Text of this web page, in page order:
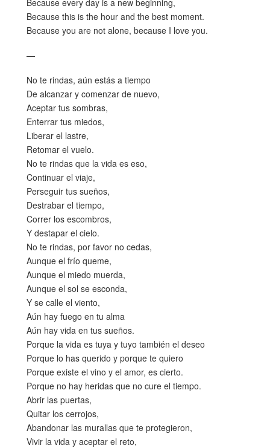
Because this is the hour and the best moment.
Because you are not alone, because I love you.
—
No te rindas, aún estás a tiempo
De alcanzar y comenzar de nuevo,
Aceptar tus sombras,
Enterrar tus miedos,
Liberar el lastre,
Retomar el vuelo.
No te rindas que la vida es eso,
Continuar el viaje,
Perseguir tus sueños,
Destrabar el tiempo,
Correr los escombros,
Y destapar el cielo.
No te rindas, por favor no cedas,
Aunque el frío queme,
Aunque el miedo muerda,
Aunque el sol se esconda,
Y se calle el viento,
Aún hay fuego en tu alma
Aún hay vida en tus sueños.
Porque la vida es tuya y tuyo también el deseo
Porque lo has querido y porque te quiero
Porque existe el vino y el amor, es cierto.
Porque no hay heridas que no cure el tiempo.
Abrir las puertas,
Quitar los cerrojos,
Abandonar las murallas que te protegieron,
Vivir la vida y aceptar el reto,